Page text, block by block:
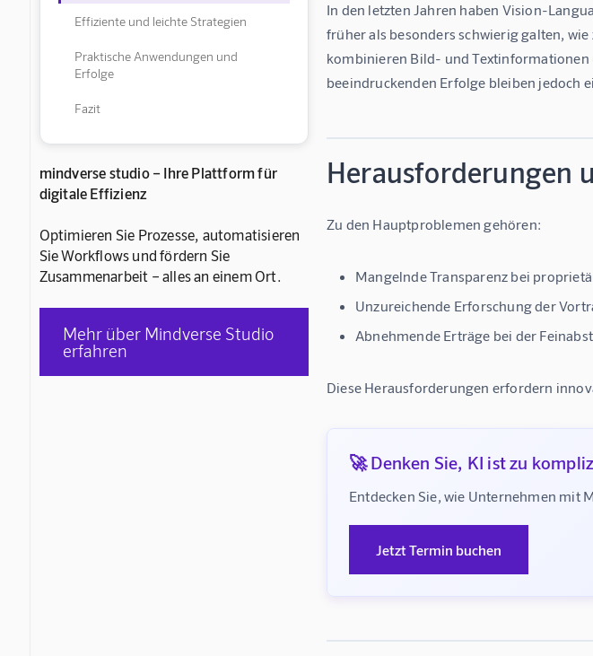
Effiziente und leichte Strategien
Praktische Anwendungen und
Erfolge
Fazit
mindverse studio – Ihre Plattform für
digitale Effizienz
Optimieren Sie Prozesse, automatisieren
Sie Workflows und fördern Sie
Zusammenarbeit – alles an einem Ort.
Mehr über Mindverse Studio
erfahren
In den letzten Jahren haben Vision-
früher als besonders schwierig galten,
kombinieren Bild- und Textinformationen
beeindruckenden Erfolge bleiben jedoch
Herausforderungen
Zu den Hauptproblemen gehören:
Mangelnde Transparenz bei
Unzureichende Erforschung der
Abnehmende Erträge bei der
Diese Herausforderungen erfordern
🚀 Denken Sie, KI ist zu
Entdecken Sie, wie Unternehmen mit
Jetzt Termin buchen